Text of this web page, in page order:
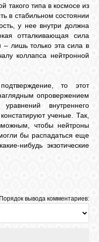
такого типа в космосе из
в стабильном состоянии
у нее внутри должна
отталкивающая сила
лишь только эта сила в
коллапса нейтронной
то этот
опровержением
внутреннего
ученые. Так,
чтобы нейтроны
бы распадаться еще
нибудь экзотические
Порядок вывода комментариев: